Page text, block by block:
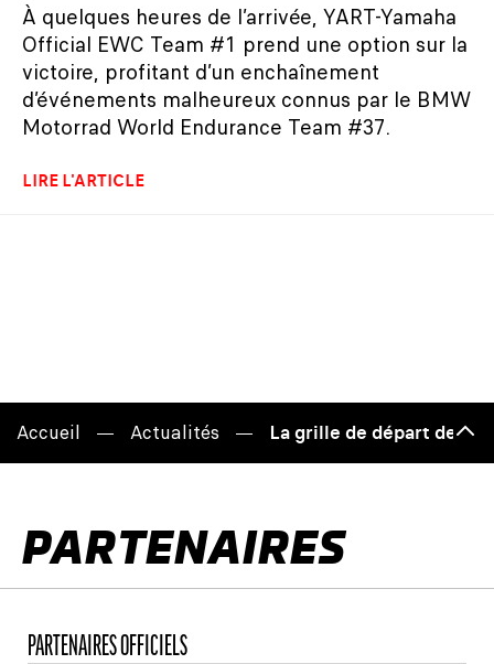
À quelques heures de l’arrivée, YART-Yamaha
Official EWC Team #1 prend une option sur la
victoire, profitant d’un enchaînement
d’événements malheureux connus par le BMW
Motorrad World Endurance Team #37.
LIRE L'ARTICLE
Accueil Actualités La grille de départ desHaut
page
PARTENAIRES
PARTENAIRES OFFICIELS